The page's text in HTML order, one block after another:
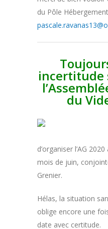
du Pôle
incertitude
du
d’organiser l’AG
mois de juin,
Grenier.
Hélas, la situation
oblige encore une
date avec certitude.